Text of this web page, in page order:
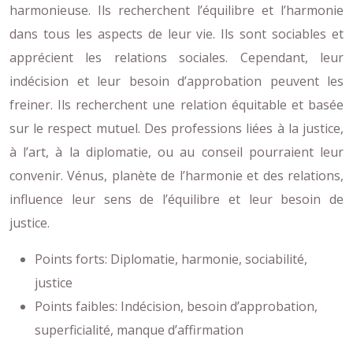
harmonieuse. Ils recherchent l’équilibre et l’harmonie
dans tous les aspects de leur vie. Ils sont sociables et
apprécient les relations sociales. Cependant, leur
indécision et leur besoin d’approbation peuvent les
freiner. Ils recherchent une relation équitable et basée
sur le respect mutuel. Des professions liées à la justice,
à l’art, à la diplomatie, ou au conseil pourraient leur
convenir. Vénus, planète de l’harmonie et des relations,
influence leur sens de l’équilibre et leur besoin de
justice.
Points forts: Diplomatie, harmonie, sociabilité,
justice
Points faibles: Indécision, besoin d’approbation,
superficialité, manque d’affirmation